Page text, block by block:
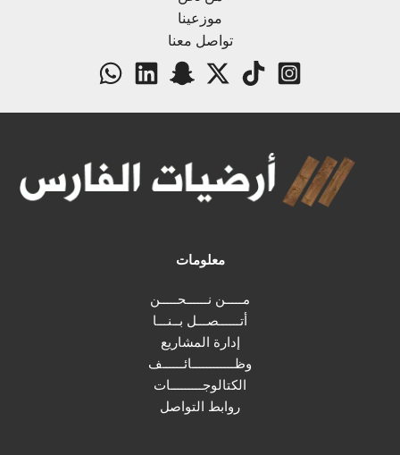
موزعينا
تواصل معنا
معلومات
مـــــن نــــــحـــــن
أتــــــصـــل بــنـــا
إدارة المشاريع
وظــــــــــــائــــــف
الكتالوجـــــــــات
روابط التواصل